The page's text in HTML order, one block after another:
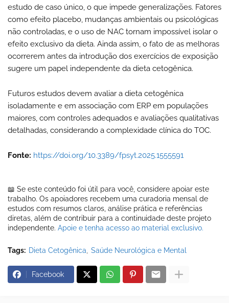
estudo de caso único, o que impede generalizações. Fatores
como efeito placebo, mudanças ambientais ou psicológicas
não controladas, e o uso de NAC tornam impossível isolar o
efeito exclusivo da dieta. Ainda assim, o fato de as melhoras
ocorrerem antes da introdução dos exercícios de exposição
sugere um papel independente da dieta cetogênica.
Futuros estudos devem avaliar a dieta cetogênica
isoladamente e em associação com ERP em populações
maiores, com controles adequados e avaliações qualitativas
detalhadas, considerando a complexidade clínica do TOC.
Fonte: https://doi.org/10.3389/fpsyt.2025.1555591
📖 Se este conteúdo foi útil para você, considere apoiar este
trabalho. Os apoiadores recebem uma curadoria mensal de
estudos com resumos claros, análise prática e referências
diretas, além de contribuir para a continuidade deste projeto
independente. Apoie e tenha acesso ao material exclusivo.
Tags: Dieta Cetogênica Saúde Neurológica e Mental
Facebook